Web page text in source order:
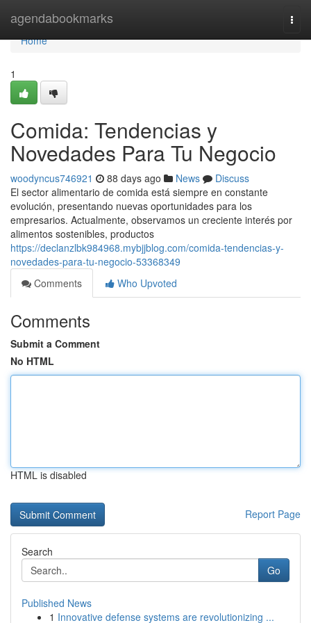
agendabookmarks
Home
Home
1
Comida: Tendencias y
Novedades Para Tu Negocio
woodyncus746921 88 days ago News
Discuss
El sector alimentario de comida está siempre en constante
evolución, presentando nuevas oportunidades para los
empresarios. Actualmente, observamos un creciente interés por
alimentos sostenibles, productos
https://declanzlbk984968.mybjjblog.com/comida-tendencias-y-
novedades-para-tu-negocio-53368349
Comments
Who Upvoted
Comments
Submit a Comment
No HTML
HTML is disabled
Report Page
Search
Go
Published News
1 Innovative defense systems are revolutionizing ...